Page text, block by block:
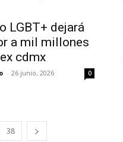
LGBT+ dejará
a mil millones
cdmx
- 26 junio, 2026 0
38